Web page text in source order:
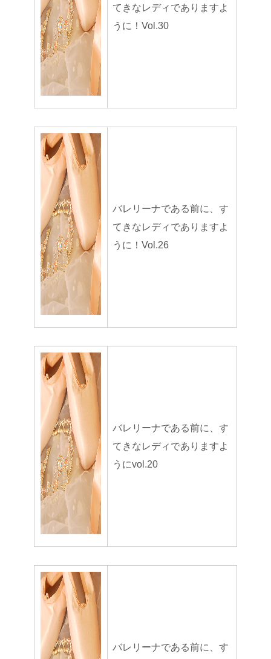
てきなレディでありますよ
うに！Vol.30
バレリーナである前に、す
てきなレディでありますよ
うに！Vol.26
バレリーナである前に、す
てきなレディでありますよ
うにvol.20
バレリーナである前に、す